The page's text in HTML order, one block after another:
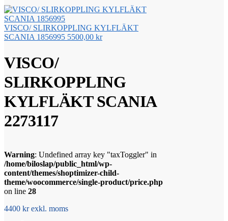
VISCO/ SLIRKOPPLING KYLFLÄKT
SCANIA 1856995 5500,00 kr
VISCO/
SLIRKOPPLING
KYLFLÄKT SCANIA
2273117
Warning: Undefined array key "taxToggler" in
/home/biloslap/public_html/wp-
content/themes/shoptimizer-child-
theme/woocommerce/single-product/price.php
on line 28
4400 kr exkl. moms